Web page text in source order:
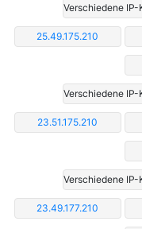
Verschiedene IP-
25.49.175.210
Verschiedene IP-
23.51.175.210
Verschiedene IP-
23.49.177.210